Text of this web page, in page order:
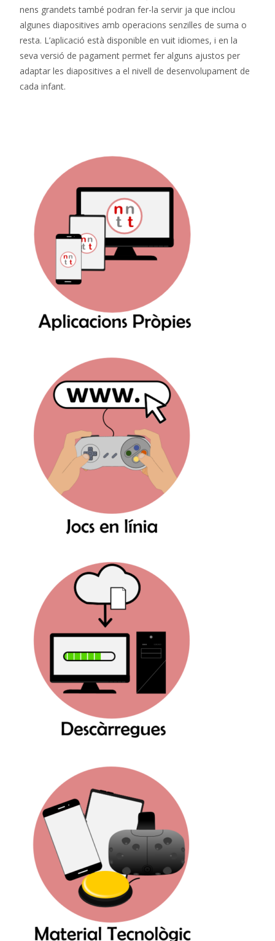
nens grandets també podran fer-la servir ja que inclou
algunes diapositives amb operacions senzilles de suma o
resta. L’aplicació està disponible en vuit idiomes, i en la
seva versió de pagament permet fer alguns ajustos per
adaptar les diapositives a el nivell de desenvolupament de
cada infant.